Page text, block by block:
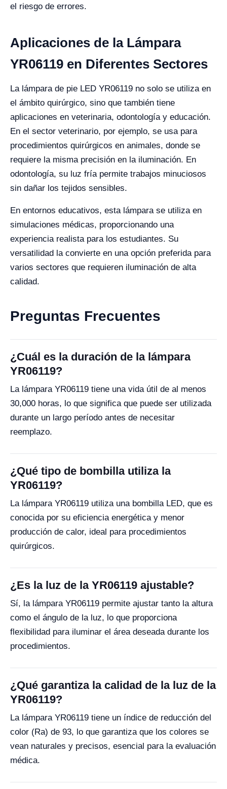
el riesgo de errores.
Aplicaciones de la Lámpara
YR06119 en Diferentes Sectores
La lámpara de pie LED YR06119 no solo se utiliza en
el ámbito quirúrgico, sino que también tiene
aplicaciones en veterinaria, odontología y educación.
En el sector veterinario, por ejemplo, se usa para
procedimientos quirúrgicos en animales, donde se
requiere la misma precisión en la iluminación. En
odontología, su luz fría permite trabajos minuciosos
sin dañar los tejidos sensibles.
En entornos educativos, esta lámpara se utiliza en
simulaciones médicas, proporcionando una
experiencia realista para los estudiantes. Su
versatilidad la convierte en una opción preferida para
varios sectores que requieren iluminación de alta
calidad.
Preguntas Frecuentes
¿Cuál es la duración de la lámpara
YR06119?
La lámpara YR06119 tiene una vida útil de al menos
30,000 horas, lo que significa que puede ser utilizada
durante un largo período antes de necesitar
reemplazo.
¿Qué tipo de bombilla utiliza la
YR06119?
La lámpara YR06119 utiliza una bombilla LED, que es
conocida por su eficiencia energética y menor
producción de calor, ideal para procedimientos
quirúrgicos.
¿Es la luz de la YR06119 ajustable?
Sí, la lámpara YR06119 permite ajustar tanto la altura
como el ángulo de la luz, lo que proporciona
flexibilidad para iluminar el área deseada durante los
procedimientos.
¿Qué garantiza la calidad de la luz de la
YR06119?
La lámpara YR06119 tiene un índice de reducción del
color (Ra) de 93, lo que garantiza que los colores se
vean naturales y precisos, esencial para la evaluación
médica.